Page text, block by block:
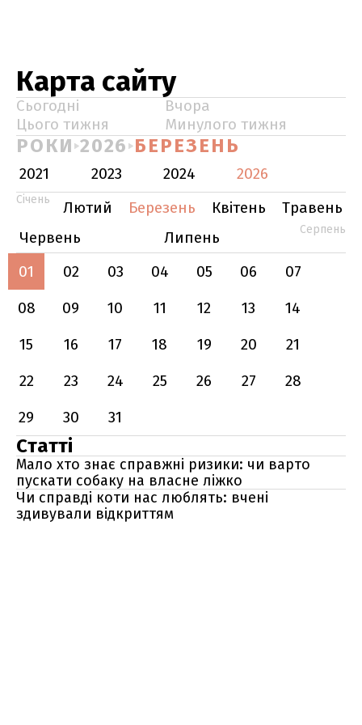
Карта сайту
Сьогодні
Вчора
Цього тижня
Минулого тижня
РОКИ 2026 БЕРЕЗЕНЬ
2021 2023 2024 2026
Січень Лютий Березень Квітень
Травень
Червень
Липень Серпень
01 02 03 04 05 06
07
08
09 10 11 12 13
14
15
16 17 18 19 20
21
22
23 24 25 26 27
28
29
30 31
Статті
Мало хто знає справжні ризики: чи варто
пускати собаку на власне ліжко
Чи справді коти нас люблять: вчені
здивували відкриттям